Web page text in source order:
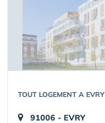
TOUT LOGEMENT A EVRY
91006 - EVRY